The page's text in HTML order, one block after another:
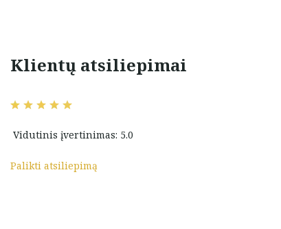
Klientų atsiliepimai
Vidutinis įvertinimas: 5.0
Palikti atsiliepimą
galima gauti